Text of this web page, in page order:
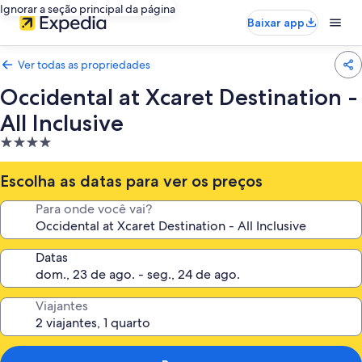
Ignorar a seção principal da página
Baixar app
Ver todas as propriedades
Occidental at Xcaret Destination -
All Inclusive
Propriedade
4.0
estrelas
Escolha as datas para ver os preços
Para onde você vai?
Datas
Viajantes